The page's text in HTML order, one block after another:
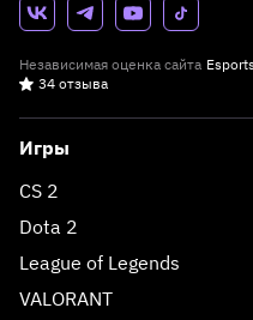
Независимая оценка сайта
34 отзыва
Игры
CS 2
Dota 2
League of Legends
VALORANT